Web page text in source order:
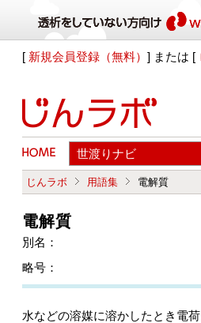
[ 新規会員登録（無料）] または [
じんラボ 用語集 電解質
電解質
別名：
略号：
水などの溶媒に溶かしたとき電